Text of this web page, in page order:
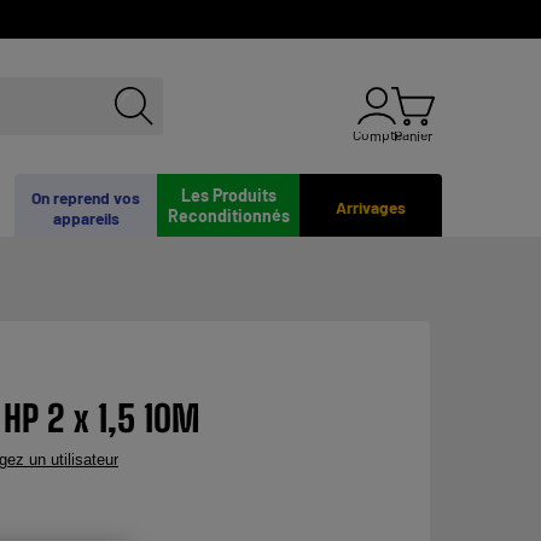
ComptePanier
Arrivages
Les Produits
Reconditionnés
On reprend vos
appareils
2 x 1,5 10M
un utilisateur